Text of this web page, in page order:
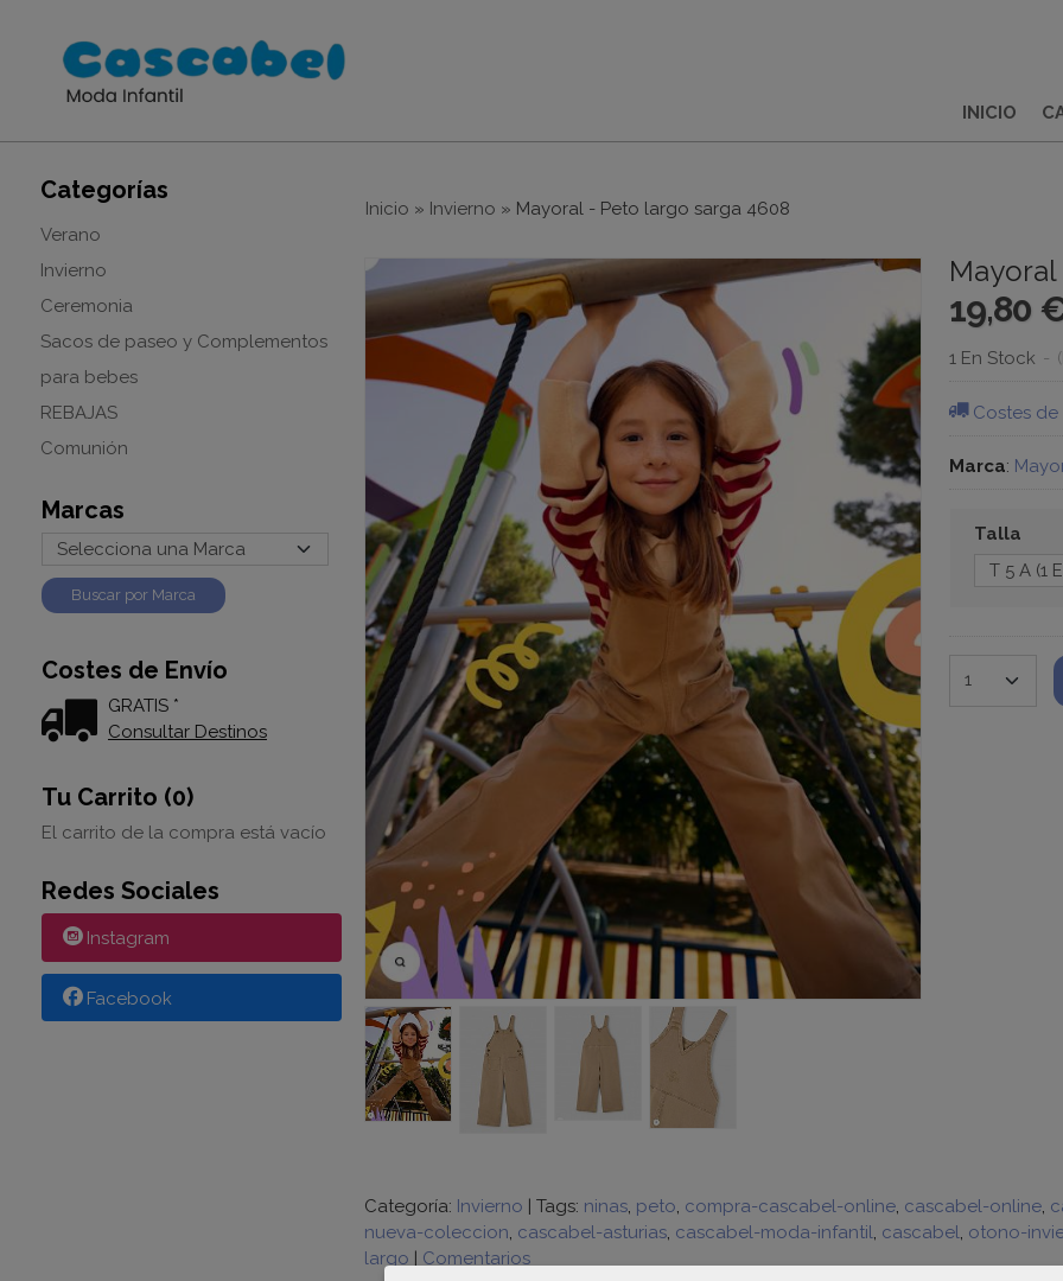
INICIO
Categorías
Verano
Invierno
Ceremonia
Sacos de paseo y Complementos
para bebes
REBAJAS
Comunión
Marcas
Costes de Envío
GRATIS *
Consultar Destinos
Tu Carrito (0)
El carrito de la compra está vacío
Redes Sociales
Instagram
Facebook
Inicio » Invierno » Mayoral - Peto largo sarga 4608
19,80
1 En Stock -
Costes de
Marca:
Talla
Categoría: Invierno | Tags: ninas peto compra-cascabel-online cascabel-online
nueva-coleccion cascabel-asturias cascabel-moda-infantil cascabel otono-
largo | Comentarios